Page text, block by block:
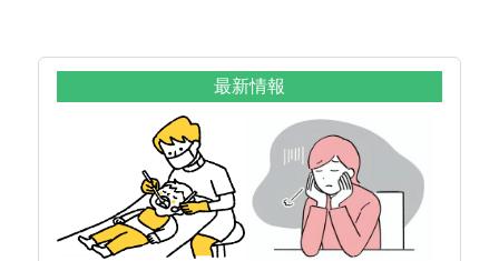
最新情報